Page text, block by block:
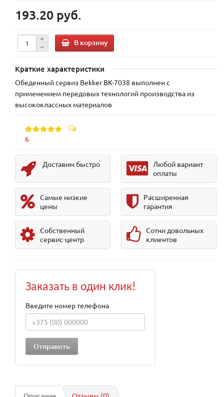
193.20 руб.
В корзину
Краткие характеристики
Обеденный сервиз Bekker BK-7038 выполнен с
применением передовых технологий производства из
высококлассных материалов
6
Доставим быстро
Любой вариант
оплаты
Самые низкие
цены
Расширенная
гарантия
Собственный
сервис-центр
Сотни довольных
клиентов
Заказать в один клик!
Введите номер телефона